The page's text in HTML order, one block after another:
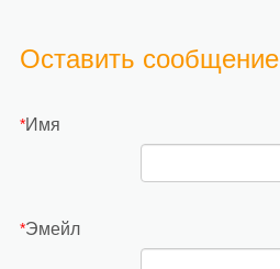
Оставить сообщение
*Имя
*Эмейл